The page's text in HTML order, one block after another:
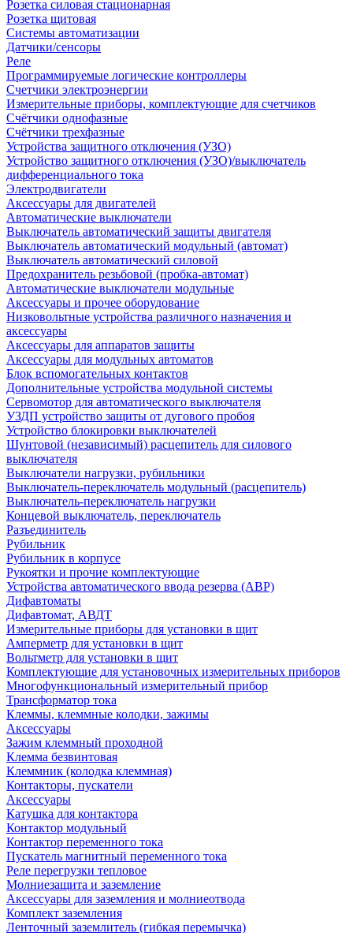
Розетка силовая стационарная
Розетка щитовая
Системы автоматизации
Датчики/сенсоры
Реле
Программируемые логические контроллеры
Счетчики электроэнергии
Измерительные приборы, комплектующие для счетчиков
Счётчики однофазные
Счётчики трехфазные
Устройства защитного отключения (УЗО)
Устройство защитного отключения (УЗО)/выключатель
дифференциального тока
Электродвигатели
Аксессуары для двигателей
Автоматические выключатели
Выключатель автоматический защиты двигателя
Выключатель автоматический модульный (автомат)
Выключатель автоматический силовой
Предохранитель резьбовой (пробка-автомат)
Автоматические выключатели модульные
Аксессуары и прочее оборудование
Низковольтные устройства различного назначения и
аксессуары
Аксессуары для аппаратов защиты
Аксессуары для модульных автоматов
Блок вспомогательных контактов
Дополнительные устройства модульной системы
Сервомотор для автоматического выключателя
УЗДП устройство защиты от дугового пробоя
Устройство блокировки выключателей
Шунтовой (независимый) расцепитель для силового
выключателя
Выключатели нагрузки, рубильники
Выключатель-переключатель модульный (расцепитель)
Выключатель-переключатель нагрузки
Концевой выключатель, переключатель
Разъединитель
Рубильник
Рубильник в корпусе
Рукоятки и прочие комплектующие
Устройства автоматического ввода резерва (АВР)
Дифавтоматы
Дифавтомат, АВДТ
Измерительные приборы для установки в щит
Амперметр для установки в щит
Вольтметр для установки в щит
Комплектующие для установочных измерительных приборов
Многофункциональный измерительный прибор
Трансформатор тока
Клеммы, клеммные колодки, зажимы
Аксессуары
Зажим клеммный проходной
Клемма безвинтовая
Клеммник (колодка клеммная)
Контакторы, пускатели
Аксессуары
Катушка для контактора
Контактор модульный
Контактор переменного тока
Пускатель магнитный переменного тока
Реле перегрузки тепловое
Молниезащита и заземление
Аксессуары для заземления и молниеотвода
Комплект заземления
Ленточный заземлитель (гибкая перемычка)